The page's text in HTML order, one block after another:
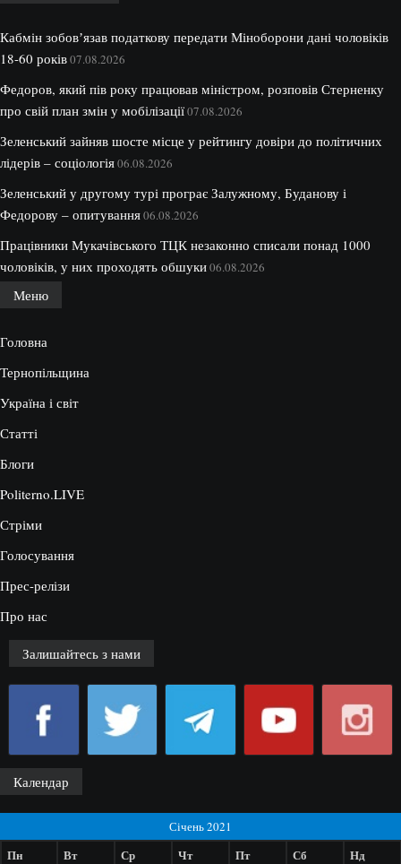
Кабмін зобовʼязав податкову передати Міноборони дані чоловіків
18-60 років07.08.2026
Федоров, який пів року працював міністром, розповів Стерненку
про свій план змін у мобілізації07.08.2026
Зеленський зайняв шосте місце у рейтингу довіри до політичних
лідерів – соціологія06.08.2026
Зеленський у другому турі програє Залужному, Буданову і
Федорову – опитування06.08.2026
Працівники Мукачівського ТЦК незаконно списали понад 1000
чоловіків, у них проходять обшуки06.08.2026
Меню
Головна
Тернопільщина
Україна і світ
Статті
Блоги
Politerno.LIVE
Стріми
Голосування
Прес-релізи
Про нас
Залишайтесь з нами
Календар
Січень 2021
Пн Вт Ср Чт Пт Сб Нд